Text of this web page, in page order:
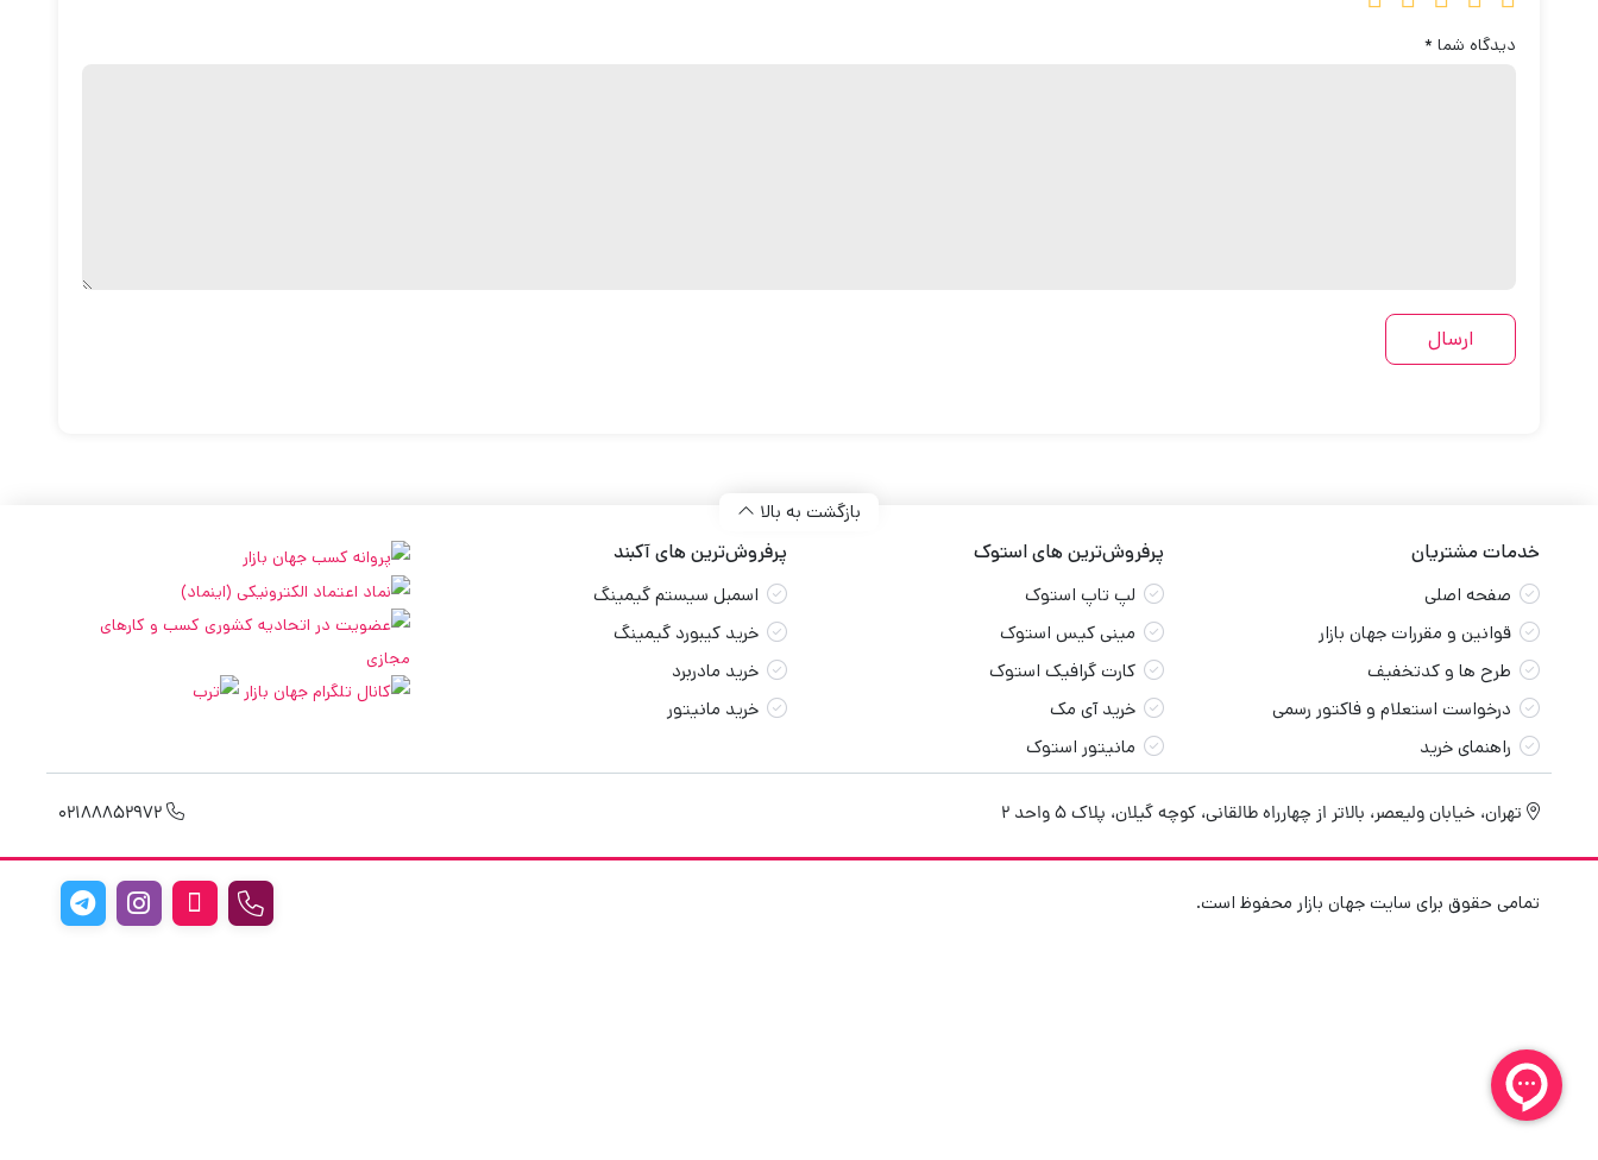
دیدگاه شما *
بازگشت به بالا
خدمات مشتریان
صفحه اصلی
قوانین و مقررات جهان بازار
طرح ها و کدتخفیف
درخواست استعلام و فاکتور رسمی
راهنمای خرید
پرفروش‌ترین های استوک
لپ تاپ استوک
مینی کیس استوک
کارت گرافیک استوک
خرید آی مک
مانیتور استوک
پرفروش‌ترین های آکبند
اسمبل سیستم گیمینگ
خرید کیبورد گیمینگ
خرید مادربرد
خرید مانیتور
تهران، خیابان ولیعصر، بالاتر از چهارراه طالقانی، کوچه گیلان، پلاک 5 واحد 2 02188852972
تمامی حقوق برای سایت جهان بازار محفوظ است.